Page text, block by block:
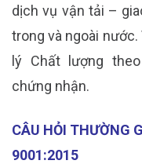
dịch vụ vận tải –
trong và ngoài nước.
lý Chất lượng
chứng nhận.
CÂU HỎI THƯỜNG
9001:2015